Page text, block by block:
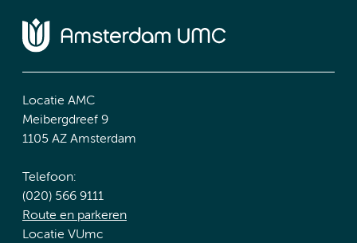
Locatie AMC
Meibergdreef 9
1105 AZ Amsterdam
Telefoon:
(020) 566 9111
Route en parkeren
Locatie VUmc